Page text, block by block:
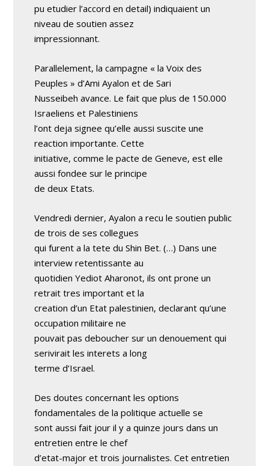
pu etudier l’accord en detail) indiquaient un
niveau de soutien assez
impressionnant.
Parallelement, la campagne « la Voix des
Peuples » d’Ami Ayalon et de Sari
Nusseibeh avance. Le fait que plus de 150.000
Israeliens et Palestiniens
l’ont deja signee qu’elle aussi suscite une
reaction importante. Cette
initiative, comme le pacte de Geneve, est elle
aussi fondee sur le principe
de deux Etats.
Vendredi dernier, Ayalon a recu le soutien public
de trois de ses collegues
qui furent a la tete du Shin Bet. (…) Dans une
interview retentissante au
quotidien Yediot Aharonot, ils ont prone un
retrait tres important et la
creation d’un Etat palestinien, declarant qu’une
occupation militaire ne
pouvait pas deboucher sur un denouement qui
serivirait les interets a long
terme d’Israel.
Des doutes concernant les options
fondamentales de la politique actuelle se
sont aussi fait jour il y a quinze jours dans un
entretien entre le chef
d’etat-major et trois journalistes. Cet entretien